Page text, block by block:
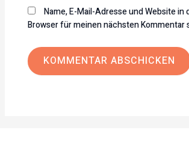
Name, E-Mail-Adresse und Website in
Browser für meinen nächsten Kommentar